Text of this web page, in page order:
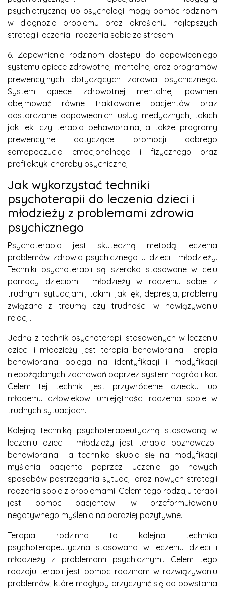
psychiatrycznej lub psychologii mogą pomóc rodzinom
w diagnozie problemu oraz określeniu najlepszych
strategii leczenia i radzenia sobie ze stresem.
6. Zapewnienie rodzinom dostępu do odpowiedniego
systemu opiece zdrowotnej mentalnej oraz programów
prewencyjnych dotyczących zdrowia psychicznego.
System opiece zdrowotnej mentalnej powinien
obejmować równe traktowanie pacjentów oraz
dostarczanie odpowiednich usług medycznych, takich
jak leki czy terapia behawioralna, a także programy
prewencyjne dotyczące promocji dobrego
samopoczucia emocjonalnego i fizycznego oraz
profilaktyki choroby psychicznej
Jak wykorzystać techniki
psychoterapii do leczenia dzieci i
młodzieży z problemami zdrowia
psychicznego
Psychoterapia jest skuteczną metodą leczenia
problemów zdrowia psychicznego u dzieci i młodzieży.
Techniki psychoterapii są szeroko stosowane w celu
pomocy dzieciom i młodzieży w radzeniu sobie z
trudnymi sytuacjami, takimi jak lęk, depresja, problemy
związane z traumą czy trudności w nawiązywaniu
relacji.
Jedną z technik psychoterapii stosowanych w leczeniu
dzieci i młodzieży jest terapia behawioralna. Terapia
behawioralna polega na identyfikacji i modyfikacji
niepożądanych zachowań poprzez system nagród i kar.
Celem tej techniki jest przywrócenie dziecku lub
młodemu człowiekowi umiejętności radzenia sobie w
trudnych sytuacjach.
Kolejną techniką psychoterapeutyczną stosowaną w
leczeniu dzieci i młodzieży jest terapia poznawczo-
behawioralna. Ta technika skupia się na modyfikacji
myślenia pacjenta poprzez uczenie go nowych
sposobów postrzegania sytuacji oraz nowych strategii
radzenia sobie z problemami. Celem tego rodzaju terapii
jest pomoc pacjentowi w przeformułowaniu
negatywnego myślenia na bardziej pozytywne.
Terapia rodzinna to kolejna technika
psychoterapeutyczna stosowana w leczeniu dzieci i
młodzieży z problemami psychicznymi. Celem tego
rodzaju terapii jest pomoc rodzinom w rozwiązywaniu
problemów, które mogłyby przyczynić się do powstania